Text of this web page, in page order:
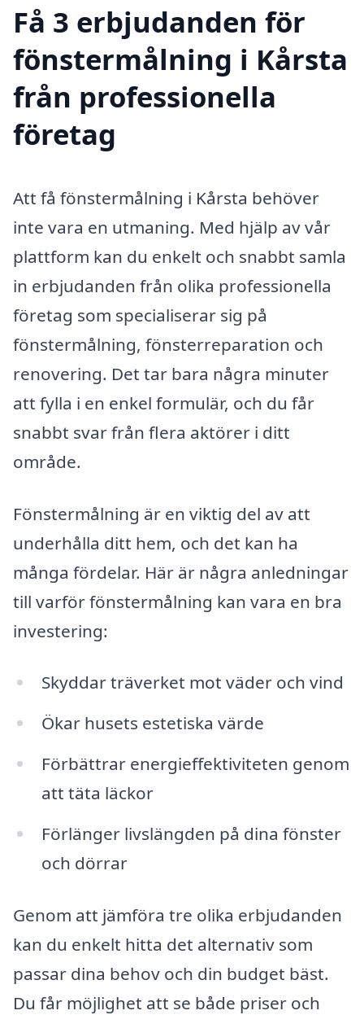
Få 3 erbjudanden för
fönstermålning i Kårsta
från professionella
företag
Att få fönstermålning i Kårsta behöver
inte vara en utmaning. Med hjälp av vår
plattform kan du enkelt och snabbt samla
in erbjudanden från olika professionella
företag som specialiserar sig på
fönstermålning, fönsterreparation och
renovering. Det tar bara några minuter
att fylla i en enkel formulär, och du får
snabbt svar från flera aktörer i ditt
område.
Fönstermålning är en viktig del av att
underhålla ditt hem, och det kan ha
många fördelar. Här är några anledningar
till varför fönstermålning kan vara en bra
investering:
Skyddar träverket mot väder och vind
Ökar husets estetiska värde
Förbättrar energieffektiviteten genom
att täta läckor
Förlänger livslängden på dina fönster
och dörrar
Genom att jämföra tre olika erbjudanden
kan du enkelt hitta det alternativ som
passar dina behov och din budget bäst.
Du får möjlighet att se både priser och